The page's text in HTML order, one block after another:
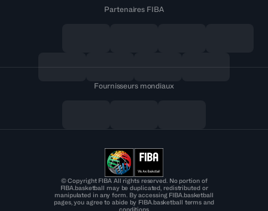
Partenaires FIBA
Fournisseurs mondiaux
© Copyright FIBA All rights reserved. No portion of
FIBA.basketball may be duplicated, redistributed or
manipulated in any form. By accessing FIBA.basketball
pages, you agree to abide by FIBA.basketball terms and
conditions